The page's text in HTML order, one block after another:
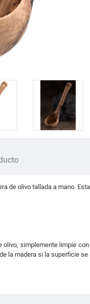
de olivo tallada a mano.
olivo, simplemente limpie
la madera si la superficie